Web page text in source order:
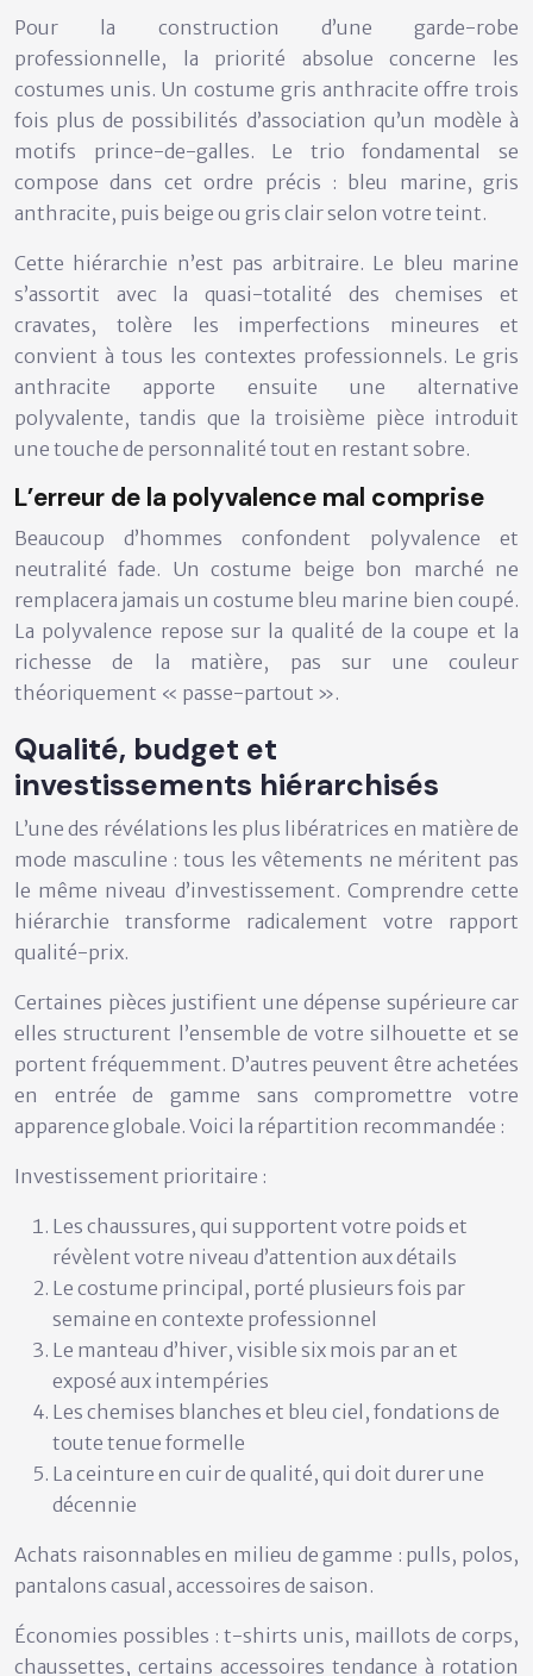
Pour la construction d’une garde-robe
professionnelle, la priorité absolue concerne les
costumes unis. Un costume gris anthracite offre trois
fois plus de possibilités d’association qu’un modèle à
motifs prince-de-galles. Le trio fondamental se
compose dans cet ordre précis : bleu marine, gris
anthracite, puis beige ou gris clair selon votre teint.
Cette hiérarchie n’est pas arbitraire. Le bleu marine
s’assortit avec la quasi-totalité des chemises et
cravates, tolère les imperfections mineures et
convient à tous les contextes professionnels. Le gris
anthracite apporte ensuite une alternative
polyvalente, tandis que la troisième pièce introduit
une touche de personnalité tout en restant sobre.
L’erreur de la polyvalence mal comprise
Beaucoup d’hommes confondent polyvalence et
neutralité fade. Un costume beige bon marché ne
remplacera jamais un costume bleu marine bien coupé.
La polyvalence repose sur la qualité de la coupe et la
richesse de la matière, pas sur une couleur
théoriquement « passe-partout ».
Qualité, budget et
investissements hiérarchisés
L’une des révélations les plus libératrices en matière de
mode masculine : tous les vêtements ne méritent pas
le même niveau d’investissement. Comprendre cette
hiérarchie transforme radicalement votre rapport
qualité-prix.
Certaines pièces justifient une dépense supérieure car
elles structurent l’ensemble de votre silhouette et se
portent fréquemment. D’autres peuvent être achetées
en entrée de gamme sans compromettre votre
apparence globale. Voici la répartition recommandée :
Investissement prioritaire :
Les chaussures, qui supportent votre poids et
révèlent votre niveau d’attention aux détails
Le costume principal, porté plusieurs fois par
semaine en contexte professionnel
Le manteau d’hiver, visible six mois par an et
exposé aux intempéries
Les chemises blanches et bleu ciel, fondations de
toute tenue formelle
La ceinture en cuir de qualité, qui doit durer une
décennie
Achats raisonnables en milieu de gamme : pulls, polos,
pantalons casual, accessoires de saison.
Économies possibles : t-shirts unis, maillots de corps,
chaussettes, certains accessoires tendance à rotation